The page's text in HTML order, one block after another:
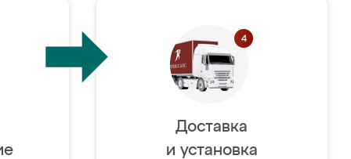
Доставка
и установка